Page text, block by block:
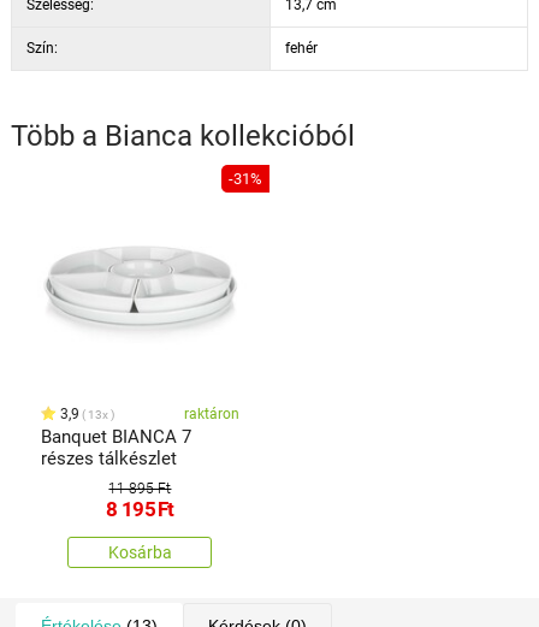
Szélesség: 13,7 cm
Szín: fehér
Több a Bianca kollekcióból
-31%
3,9 13x raktáron
Banquet BIANCA 7
részes tálkészlet
11 895 Ft
8 195Ft
Kosárba